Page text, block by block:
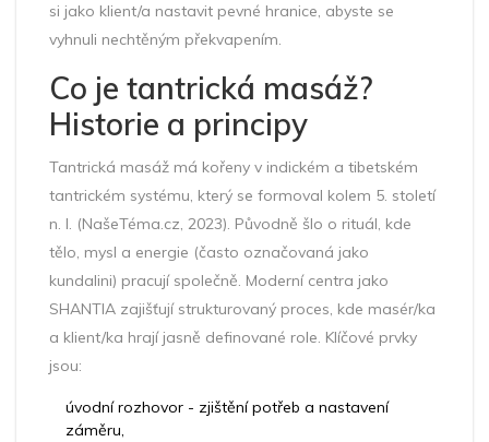
si jako klient/a nastavit pevné hranice, abyste se
vyhnuli nechtěným překvapením.
Co je tantrická masáž?
Historie a principy
Tantrická masáž má kořeny v indickém a tibetském
tantrickém systému, který se formoval kolem 5. století
n. l. (NašeTéma.cz, 2023). Původně šlo o rituál, kde
tělo, mysl a energie (často označovaná jako
kundalini) pracují společně. Moderní centra jako
SHANTIA zajišťují strukturovaný proces, kde masér/ka
a klient/ka hrají jasně definované role. Klíčové prvky
jsou:
úvodní rozhovor - zjištění potřeb a nastavení
záměru,